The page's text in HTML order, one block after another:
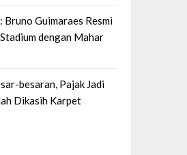
Guimaraes Resmi
dengan Mahar
besaran, Pajak Jadi
Dikasih Karpet